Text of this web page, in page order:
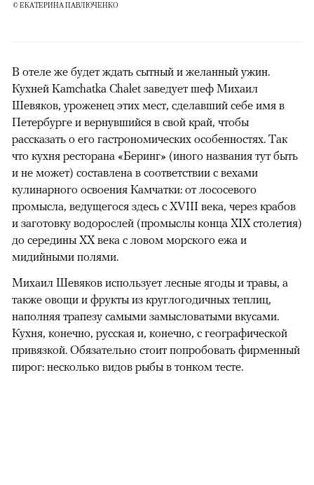
© ЕКАТЕРИНА ПАВЛЮЧЕНКО
В отеле же будет ждать сытный и желанный ужин.
Кухней Kamchatka Сhalet заведует шеф Михаил
Шевяков, уроженец этих мест, сделавший себе имя в
Петербурге и вернувшийся в свой край, чтобы
рассказать о его гастрономических особенностях. Так
что кухня ресторана «Беринг» (иного названия тут быть
и не может) составлена в соответствии с вехами
кулинарного освоения Камчатки: от лососевого
промысла, ведущегося здесь с XVIII века, через крабов
и заготовку водорослей (промыслы конца XIX столетия)
до середины XX века с ловом морского ежа и
мидийными полями.
Михаил Шевяков использует лесные ягоды и травы, а
также овощи и фрукты из круглогодичных теплиц,
наполняя трапезу самыми замысловатыми вкусами.
Кухня, конечно, русская и, конечно, с географической
привязкой. Обязательно стоит попробовать фирменный
пирог: несколько видов рыбы в тонком тесте.